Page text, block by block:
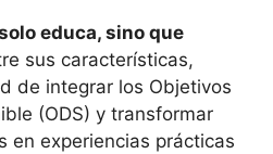
educa, sino que
sus características,
de integrar los Objetivos
(ODS) y transformar
en experiencias prácticas